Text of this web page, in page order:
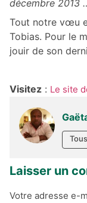
décembre 2013
Tout notre vœu
Tobias. Pour le
jouir de son
Visitez : Le site
Laisser un
Votre adresse e-